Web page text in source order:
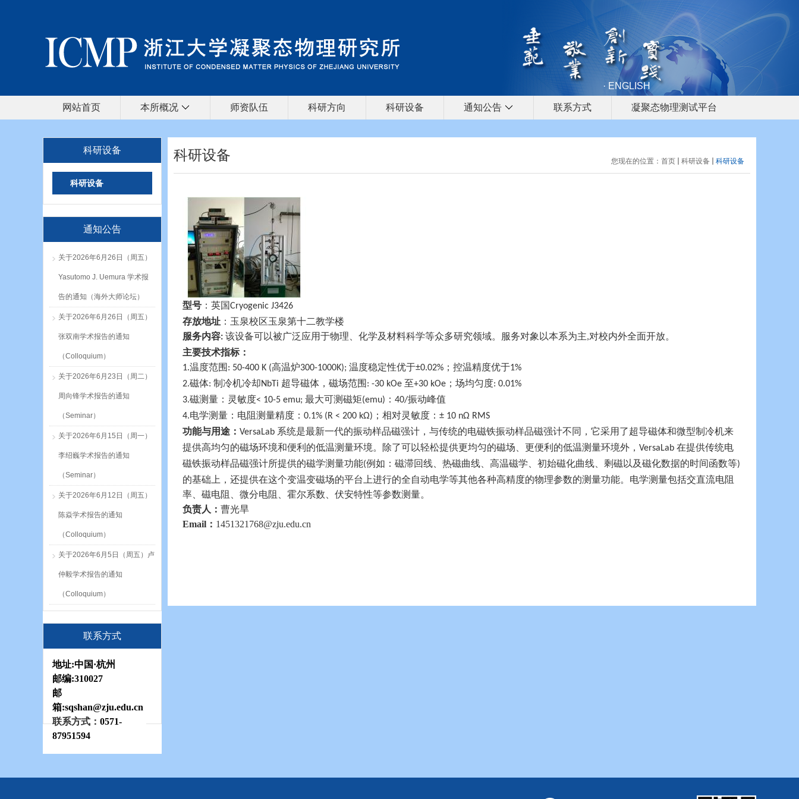
· ENGLISH
网站首页 本所概况 师资队伍 科研方向 科研设备 通知公告 联系方式 凝聚态物理测试平台
科研设备
科研设备
通知公告
关于2026年6月26日（周五）
Yasutomo J. Uemura 学术报
告的通知（海外大师论坛）
关于2026年6月26日（周五）
张双南学术报告的通知
（Colloquium）
关于2026年6月23日（周二）
周向锋学术报告的通知
（Seminar）
关于2026年6月15日（周一）
李绍巍学术报告的通知
（Seminar）
关于2026年6月12日（周五）
陈焱学术报告的通知
（Colloquium）
关于2026年6月5日（周五）卢
仲毅学术报告的通知
（Colloquium）
联系方式
地址:中国·杭州
邮编:310027
邮
箱:sqshan@zju.edu.cn
联系方式： 0571-
87951594
您现在的位置： 首页 科研设备 科研设备
科研设备
型号 ：英国Cryogenic J3426
存放地址 ：玉泉校区玉泉第十二教学楼
服务内容: 该设备可以被广泛应用于物理、化学及材料科学等众多研究领域。服务对象以本系为主,对校内外全面开放。
主要技术指标：
1.温度范围 : 50-400 K (高温炉300-1000K); 温度稳定性优于±0.02% ；控温精度优于1%
2.磁体: 制冷机冷却NbTi 超导磁体，磁场范围 : -30 kOe 至+30 kOe ；场均匀度: 0.01%
3.磁测量：灵敏度< 10-5 emu; 最大可测磁矩(emu) ： 40/振动峰值
4.电学测量：电阻测量精度： 0.1% (R < 200 kΩ) ；相对灵敏度： ± 10 nΩ RMS
功能与用途： VersaLab 系统是最新一代的振动样品磁强计，与传统的电磁铁振动样品磁强计不同，它采用了超导磁体和微型制冷机来
提供高均匀的磁场环境和便利的低温测量环境。除了可以轻松提供更均匀的磁场、更便利的低温测量环境外， VersaLab 在提供传统电
磁铁振动样品磁强计所提供的磁学测量功能(例如：磁滞回线、热磁曲线、高温磁学、初始磁化曲线、剩磁以及磁化数据的时间函数等)
的基础上，还提供在这个变温变磁场的平台上进行的全自动电学等其他各种高精度的物理参数的测量功能。电学测量包括交直流电阻
率、磁电阻、微分电阻、霍尔系数、伏安特性等参数测量。
负责人： 曹光旱
Email： 1451321768@zju.edu.cn